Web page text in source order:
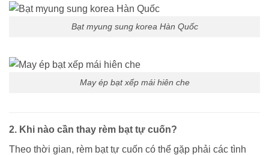
Bạt myung sung korea Hàn Quốc
May ép bạt xếp mái hiên che
2. Khi nào cần thay rèm bạt tự cuốn?
Theo thời gian, rèm bạt tự cuốn có thể gặp phải các tình